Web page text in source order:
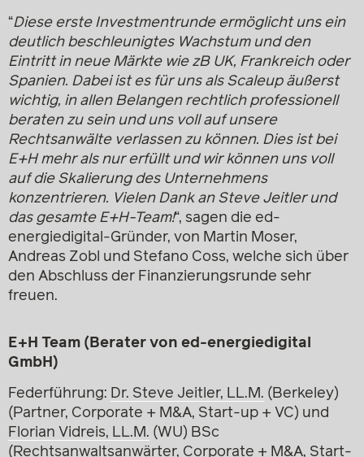
“Diese erste Investmentrunde ermöglicht uns ein
deutlich beschleunigtes Wachstum und den
Eintritt in neue Märkte wie zB UK, Frankreich oder
Spanien. Dabei ist es für uns als Scaleup äußerst
wichtig, in allen Belangen rechtlich professionell
beraten zu sein und uns voll auf unsere
Rechtsanwälte verlassen zu können. Dies ist bei
E+H mehr als nur erfüllt und wir können uns voll
auf die Skalierung des Unternehmens
konzentrieren. Vielen Dank an Steve Jeitler und
das gesamte E+H-Team!“, sagen die ed-
energiedigital-Gründer, von Martin Moser,
Andreas Zobl und Stefano Coss, welche sich über
den Abschluss der Finanzierungsrunde sehr
freuen.
E+H Team (Berater von ed-energiedigital
GmbH)
Federführung: Dr. Steve Jeitler, LL.M. (Berkeley)
(Partner, Corporate + M&A, Start-up + VC) und
Florian Vidreis, LL.M. (WU) BSc
(Rechtsanwaltsanwärter, Corporate + M&A, Start-